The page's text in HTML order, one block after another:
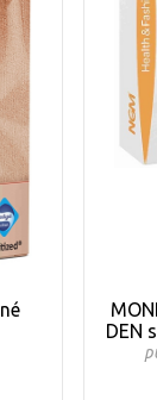
DEN